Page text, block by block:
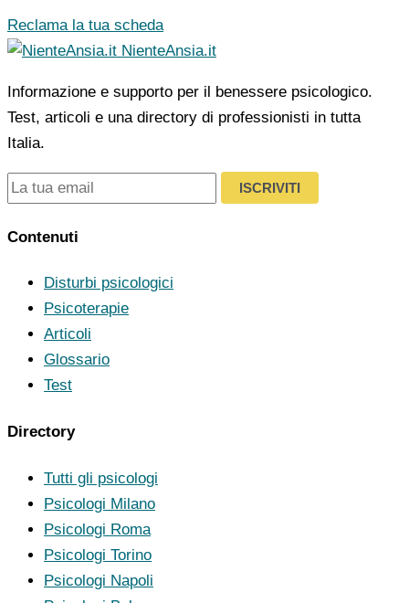
Reclama la tua scheda
NienteAnsia.it
Informazione e supporto per il benessere psicologico.
Test, articoli e una directory di professionisti in tutta
Italia.
ISCRIVITI
Contenuti
Disturbi psicologici
Psicoterapie
Articoli
Glossario
Test
Directory
Tutti gli psicologi
Psicologi Milano
Psicologi Roma
Psicologi Torino
Psicologi Napoli